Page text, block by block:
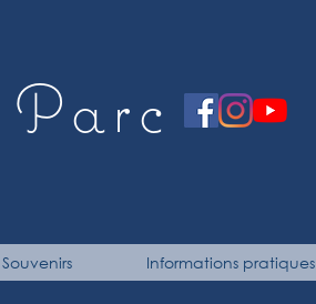
Parc
Souvenirs Informations pratiques